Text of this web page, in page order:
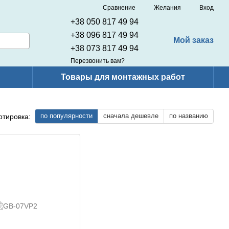
Сравнение Желания Вход
+38 050 817 49 94
+38 096 817 49 94
+38 073 817 49 94
Перезвонить вам?
Мой заказ
Товары для монтажных работ
по популярности сначала дешевле по названию